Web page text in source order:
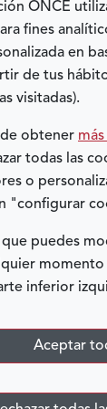
ONCE
fines
en
de tus
visitadas).
obtener
todas las
o
"configurar
que puedes
inferior
Aceptar
y recordar
espejo en
Ana